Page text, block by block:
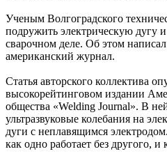
Ученым Волгоградского
подружить электрическую дугу
сварочном деле. Об этом
американский журнал.
Статья авторского коллектива
высокорейтинговом издании
общества «Welding Journal». В
ультразвуковые колебания на
дуги с неплавящимся
как одно работает без другого, и